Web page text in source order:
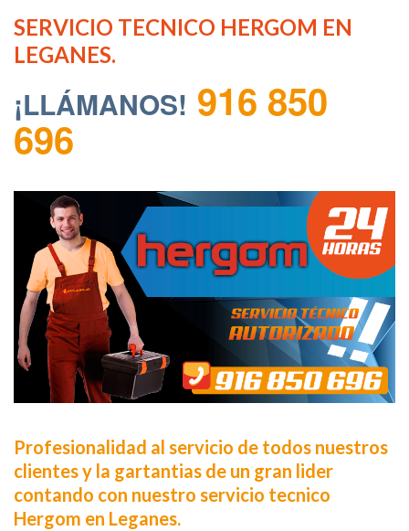
SERVICIO TECNICO HERGOM EN
LEGANES.
¡LLÁMANOS! 916 850
696
Profesionalidad al servicio de todos nuestros
clientes y la gartantias de un gran lider
contando con nuestro servicio tecnico
Hergom en Leganes.